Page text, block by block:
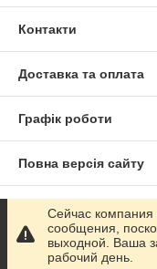
Контакти
Доставка та оплата
Графік роботи
Повна версія сайту
Сайт створено на
Політика
Сейчас компания
сообщения,
выходной. Ваша
рабочий день.